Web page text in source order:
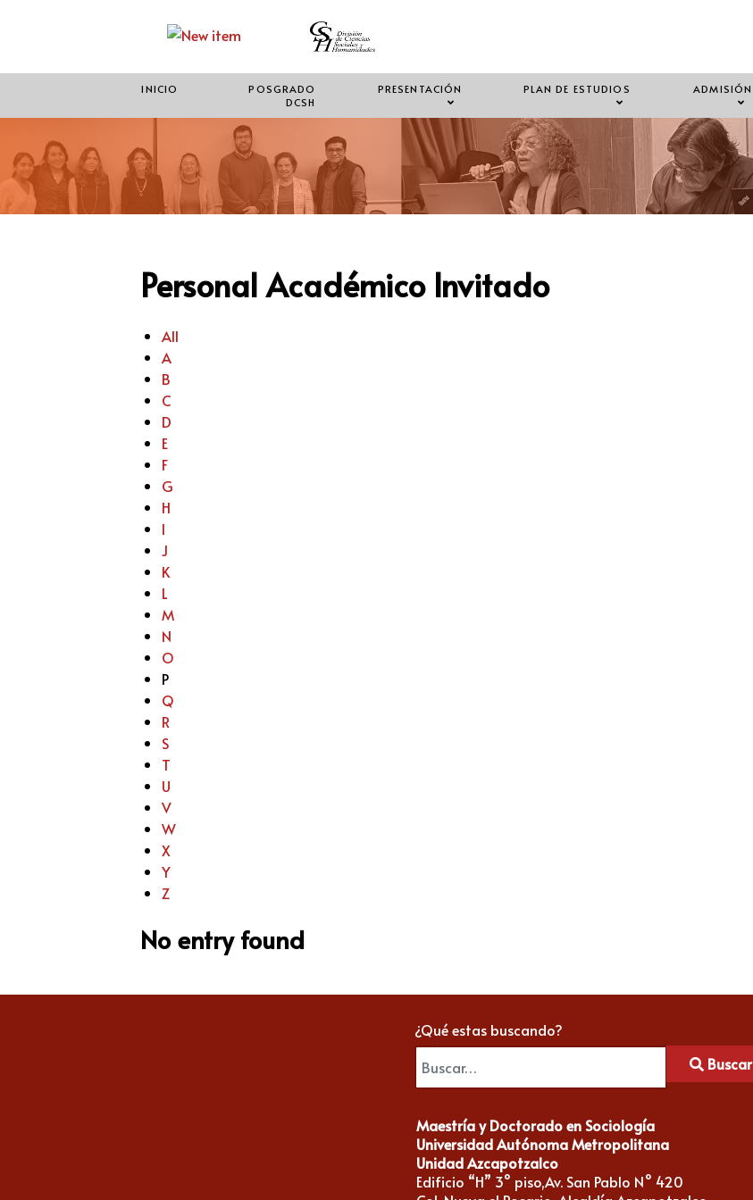
INICIO
POSGRADO
DCSH
PRESENTACIÓN PLAN DE ESTUDIOS ADMISIÓN
Personal Académico Invitado
All
A
B
C
D
E
F
G
H
I
J
K
L
M
N
O
P
Q
R
S
T
U
V
W
X
Y
Z
No entry found
¿Qué estas buscando?
Buscar
Maestría y Doctorado en Sociología
Universidad Autónoma Metropolitana
Unidad Azcapotzalco
Edificio “H” 3° piso,Av. San Pablo N° 420